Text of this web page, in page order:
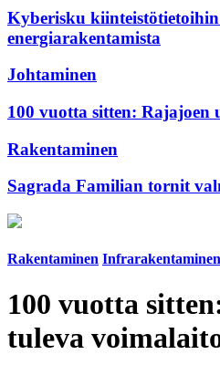
Kyberisku
energiarakentamista
Johtaminen
100 vuotta sitten: Rajajoen
Rakentaminen
Sagrada Familian tornit
Rakentaminen Infrarakentaminen
100 vuotta
tuleva